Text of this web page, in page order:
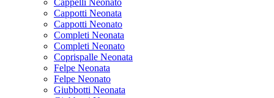
Cappelli Neonato
Cappotti Neonata
Cappotti Neonato
Completi Neonata
Completi Neonato
Coprispalle Neonata
Felpe Neonata
Felpe Neonato
Giubbotti Neonata